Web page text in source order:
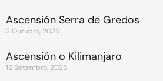
Ascensión Serra de Gredos
3 Outubro, 2025
Ascensión o Kilimanjaro
12 Setembro, 2025